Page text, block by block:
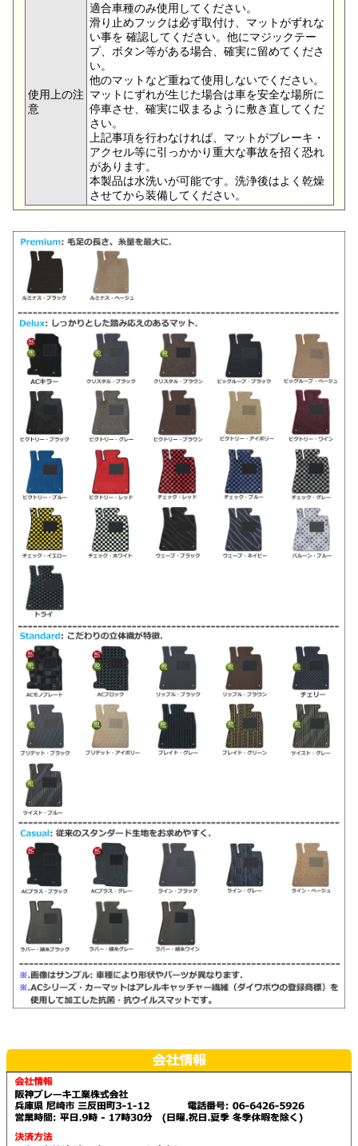
使用上の注
意
適合車種のみ使用してください。
滑り止めフックは必ず取付け、マットがずれな
い事を 確認してください。他にマジックテー
プ、ボタン等がある場合、確実に留めてくださ
い。
他のマットなど重ねて使用しないでください。
マットにずれが生じた場合は車を安全な場所に
停車させ、確実に収まるように敷き直してくだ
さい。
上記事項を行わなければ、マットがブレーキ・
アクセル等に引っかかり重大な事故を招く恐れ
があります。
本製品は水洗いが可能です。洗浄後はよく乾燥
させてから装備してください。